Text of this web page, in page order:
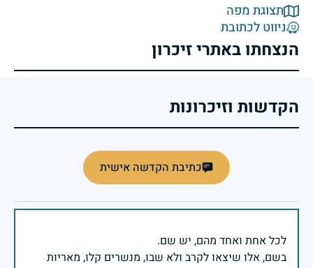
תצוגת מפה
ניווט לכתובת
הנצחתו באתרי זיכרון
הקדשות וזיכרונות
כתיבת הקדשה אישית
בשם, אלו שיצאו לקרב ולא שבו, מנשרים קלו, מאריות